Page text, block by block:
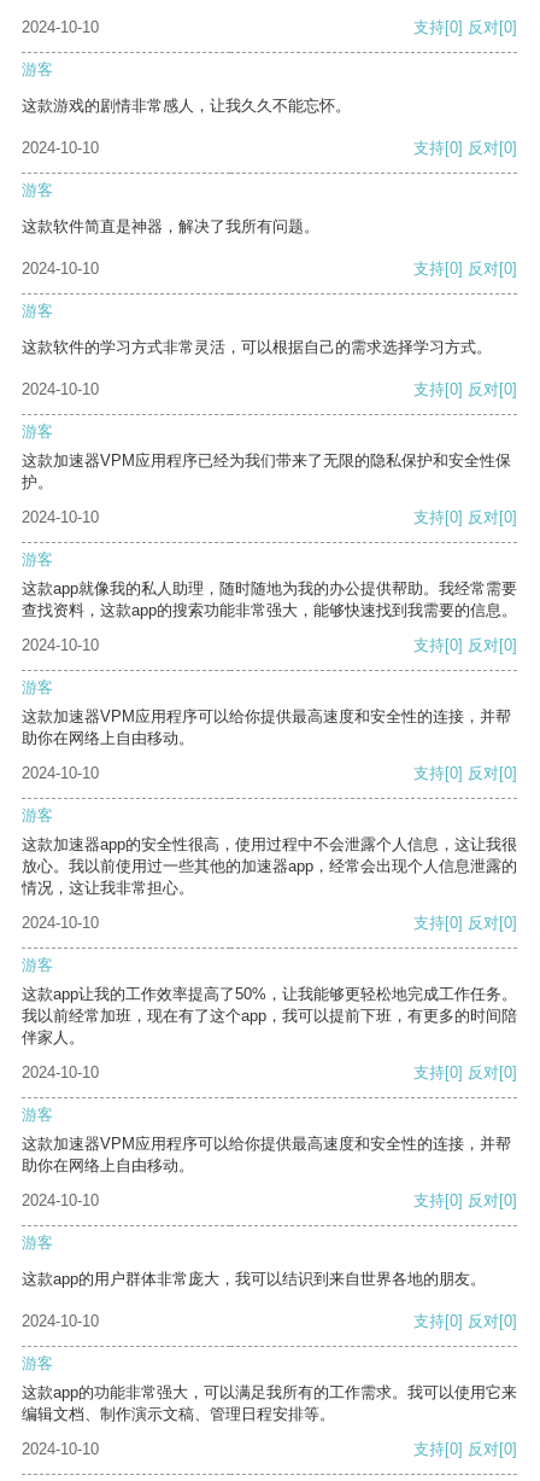
2024-10-10 支持[0] 反对[0]
游客
这款游戏的剧情非常感人，让我久久不能忘怀。
2024-10-10 支持[0] 反对[0]
游客
这款软件简直是神器，解决了我所有问题。
2024-10-10 支持[0] 反对[0]
游客
这款软件的学习方式非常灵活，可以根据自己的需求选择学习方式。
2024-10-10 支持[0] 反对[0]
游客
这款加速器VPM应用程序已经为我们带来了无限的隐私保护和安全性保
护。
2024-10-10
支持[0] 反对[0]
游客
这款app就像我的私人助理，随时随地为我的办公提供帮助。我经常需要
查找资料，这款app的搜索功能非常强大，能够快速找到我需要的信息。
2024-10-10
支持[0] 反对[0]
游客
这款加速器VPM应用程序可以给你提供最高速度和安全性的连接，并帮
助你在网络上自由移动。
2024-10-10
支持[0] 反对[0]
游客
这款加速器app的安全性很高，使用过程中不会泄露个人信息，这让我很
放心。我以前使用过一些其他的加速器app，经常会出现个人信息泄露的
情况，这让我非常担心。
2024-10-10
支持[0] 反对[0]
游客
这款app让我的工作效率提高了50%，让我能够更轻松地完成工作任务。
我以前经常加班，现在有了这个app，我可以提前下班，有更多的时间陪
伴家人。
2024-10-10
支持[0] 反对[0]
游客
这款加速器VPM应用程序可以给你提供最高速度和安全性的连接，并帮
助你在网络上自由移动。
2024-10-10
支持[0] 反对[0]
游客
这款app的用户群体非常庞大，我可以结识到来自世界各地的朋友。
2024-10-10 支持[0] 反对[0]
游客
这款app的功能非常强大，可以满足我所有的工作需求。我可以使用它来
编辑文档、制作演示文稿、管理日程安排等。
2024-10-10
支持[0] 反对[0]